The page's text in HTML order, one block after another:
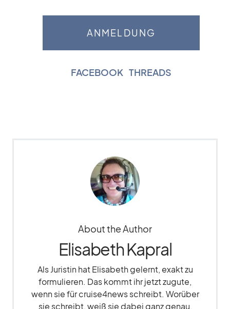
FACEBOOK THREADS
About the Author
Elisabeth Kapral
Als Juristin hat Elisabeth gelernt, exakt zu
formulieren. Das kommt ihr jetzt zugute,
wenn sie für cruise4news schreibt. Worüber
sie schreibt, weiß sie dabei ganz genau,